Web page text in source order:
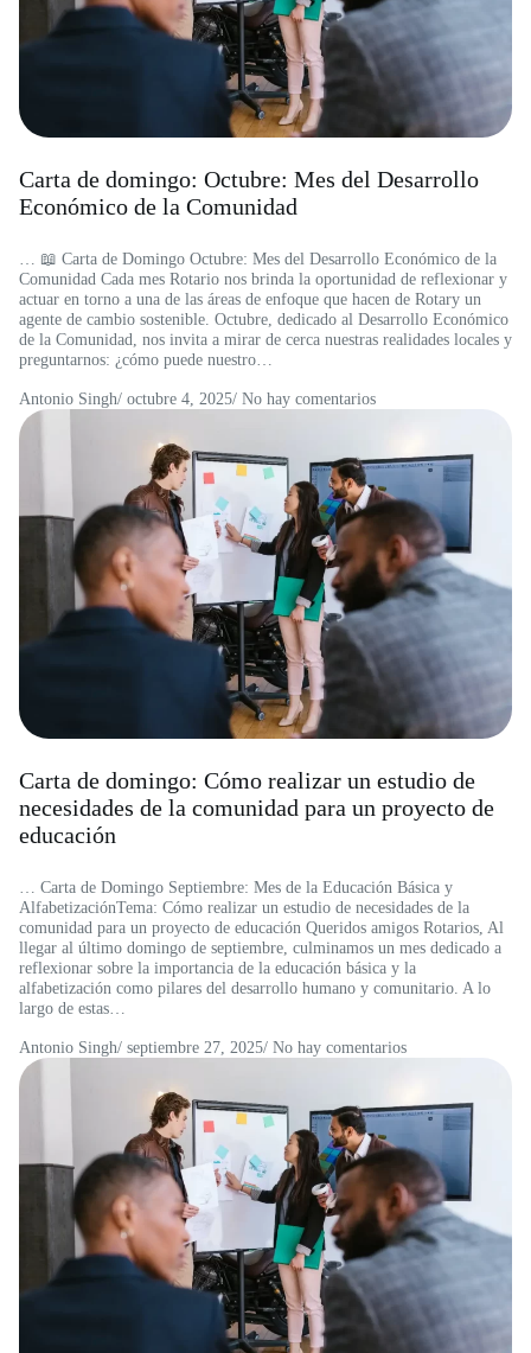
Carta de domingo: Octubre: Mes del Desarrollo
Económico de la Comunidad
… 📖 Carta de Domingo Octubre: Mes del Desarrollo Económico de la
Comunidad Cada mes Rotario nos brinda la oportunidad de reflexionar y
actuar en torno a una de las áreas de enfoque que hacen de Rotary un
agente de cambio sostenible. Octubre, dedicado al Desarrollo Económico
de la Comunidad, nos invita a mirar de cerca nuestras realidades locales y
preguntarnos: ¿cómo puede nuestro…
Antonio Singh/ octubre 4, 2025/ No hay comentarios
Carta de domingo: Cómo realizar un estudio de
necesidades de la comunidad para un proyecto de
educación
… Carta de Domingo Septiembre: Mes de la Educación Básica y
AlfabetizaciónTema: Cómo realizar un estudio de necesidades de la
comunidad para un proyecto de educación Queridos amigos Rotarios, Al
llegar al último domingo de septiembre, culminamos un mes dedicado a
reflexionar sobre la importancia de la educación básica y la
alfabetización como pilares del desarrollo humano y comunitario. A lo
largo de estas…
Antonio Singh/ septiembre 27, 2025/ No hay comentarios